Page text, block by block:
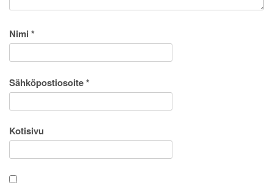
Nimi *
Sähköpostiosoite*
Kotisivu